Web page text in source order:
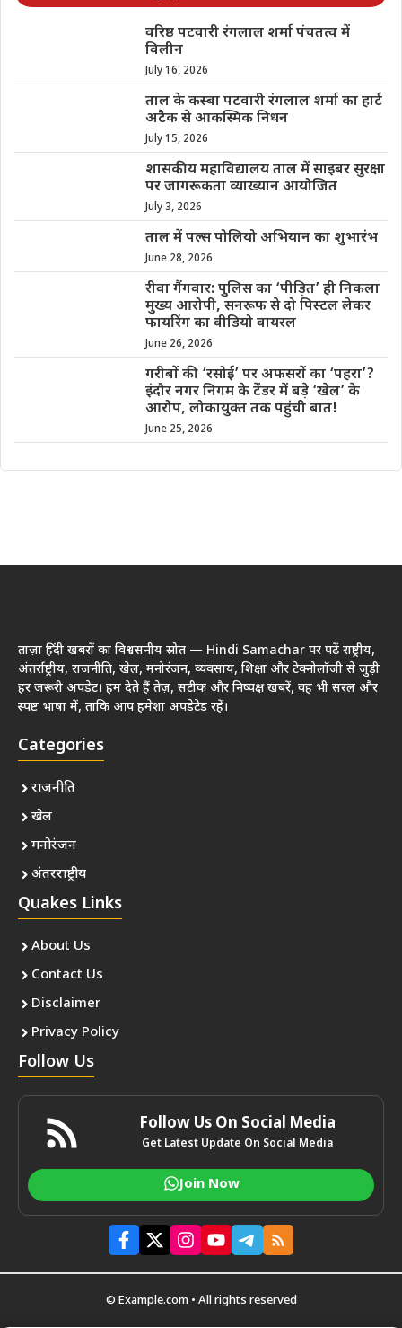
वरिष्ठ पटवारी रंगलाल शर्मा पंचतत्व में
विलीन
July 16, 2026
ताल के कस्बा पटवारी रंगलाल शर्मा का हार्ट
अटैक से आकस्मिक निधन
July 15, 2026
शासकीय महाविद्यालय ताल में साइबर सुरक्षा
पर जागरूकता व्याख्यान आयोजित
July 3, 2026
ताल में पल्स पोलियो अभियान का शुभारंभ
June 28, 2026
रीवा गैंगवार: पुलिस का ‘पीड़ित’ ही निकला
मुख्य आरोपी, सनरूफ से दो पिस्टल लेकर
फायरिंग का वीडियो वायरल
June 26, 2026
गरीबों की ‘रसोई’ पर अफसरों का ‘पहरा’?
इंदौर नगर निगम के टेंडर में बड़े ‘खेल’ के
आरोप, लोकायुक्त तक पहुंची बात!
June 25, 2026
ताज़ा हिंदी खबरों का विश्वसनीय स्रोत — Hindi Samachar पर पढ़ें राष्ट्रीय,
अंतर्राष्ट्रीय, राजनीति, खेल, मनोरंजन, व्यवसाय, शिक्षा और टेक्नोलॉजी से जुड़ी
हर जरूरी अपडेट। हम देते हैं तेज़, सटीक और निष्पक्ष खबरें, वह भी सरल और
स्पष्ट भाषा में, ताकि आप हमेशा अपडेटेड रहें।
Categories
राजनीति
खेल
मनोरंजन
अंतरराष्ट्रीय
Quakes Links
About Us
Contact Us
Disclaimer
Privacy Policy
Follow Us
Follow Us On Social Media
Get Latest Update On Social Media
Join Now
© Example.com • All rights reserved